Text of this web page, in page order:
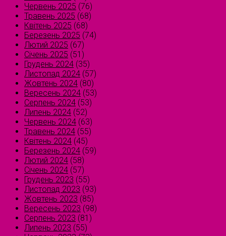
Червень 2025 (76)
Травень 2025 (68)
Квітень 2025 (68)
Березень 2025 (74)
Лютий 2025 (67)
Січень 2025 (51)
Грудень 2024 (35)
Листопад 2024 (57)
Жовтень 2024 (80)
Вересень 2024 (53)
Серпень 2024 (53)
Липень 2024 (52)
Червень 2024 (63)
Травень 2024 (55)
Квітень 2024 (45)
Березень 2024 (59)
Лютий 2024 (58)
Січень 2024 (57)
Грудень 2023 (55)
Листопад 2023 (93)
Жовтень 2023 (85)
Вересень 2023 (98)
Серпень 2023 (81)
Липень 2023 (55)